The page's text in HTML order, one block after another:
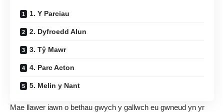
1. Y Parciau
2. Dyfroedd Alun
3. Tŷ Mawr
4. Parc Acton
5. Melin y Nant
Mae llawer iawn o bethau gwych y gallwch eu gwneud yn yr